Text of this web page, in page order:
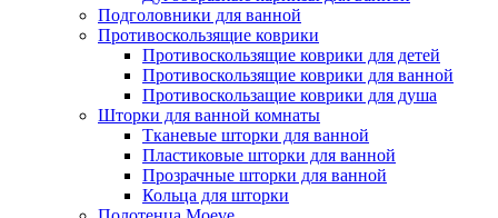
Подголовники для ванной
Противоскользящие коврики
Противоскользящие коврики для детей
Противоскользящие коврики для ванной
Противоскользащие коврики для душа
Шторки для ванной комнаты
Тканевые шторки для ванной
Пластиковые шторки для ванной
Прозрачные шторки для ванной
Кольца для шторки